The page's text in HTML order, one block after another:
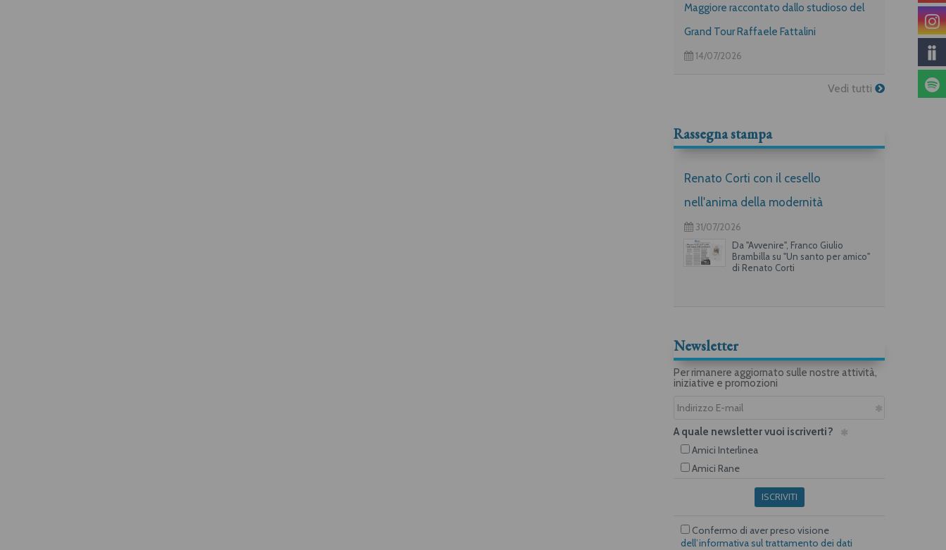
Maggiore raccontato dallo studioso del
Grand Tour Raffaele Fattalini
14/07/2026
Vedi tutti
Rassegna stampa
Renato Corti con il cesello
nell'anima della modernità
31/07/2026
Da "Avvenire", Franco Giulio
Brambilla su "Un santo per amico"
di Renato Corti
Newsletter
Per rimanere aggiornato sulle nostre attività,
iniziative e promozioni
A quale newsletter vuoi iscriverti?
Amici Interlinea
Amici Rane
ISCRIVITI
Confermo di aver preso visione
dell’informativa sul trattamento dei dati